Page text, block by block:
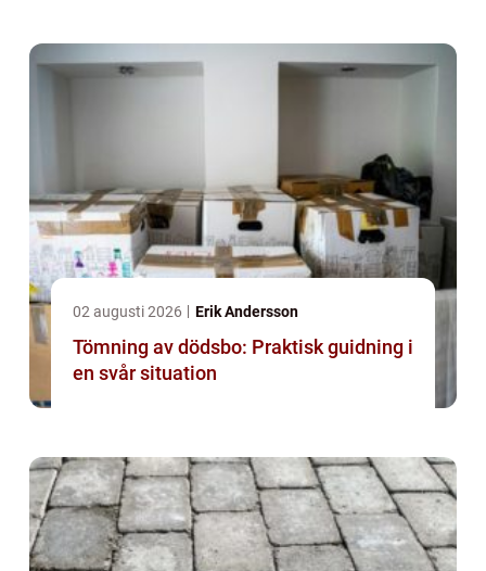
02 augusti 2026 Erik Andersson
Tömning av dödsbo: Praktisk guidning i
en svår situation